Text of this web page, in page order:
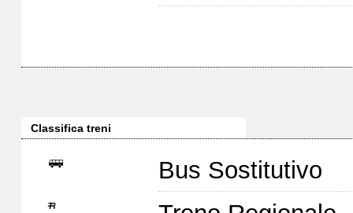
Classifica treni
Bus Sostitutivo